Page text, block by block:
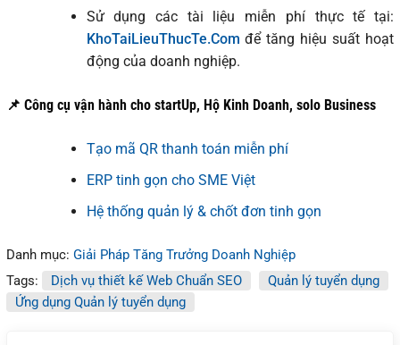
Sử dụng các tài liệu miễn phí thực tế tại:
KhoTaiLieuThucTe.Com để tăng hiệu suất hoạt
động của doanh nghiệp.
📌 Công cụ vận hành cho startUp, Hộ Kinh Doanh, solo Business
Tạo mã QR thanh toán miễn phí
ERP tinh gọn cho SME Việt
Hệ thống quản lý & chốt đơn tinh gọn
Danh mục: Giải Pháp Tăng Trưởng Doanh Nghiệp
Tags:
Dịch vụ thiết kế Web Chuẩn SEO
Quản lý tuyển dụng
Ứng dụng Quản lý tuyển dụng